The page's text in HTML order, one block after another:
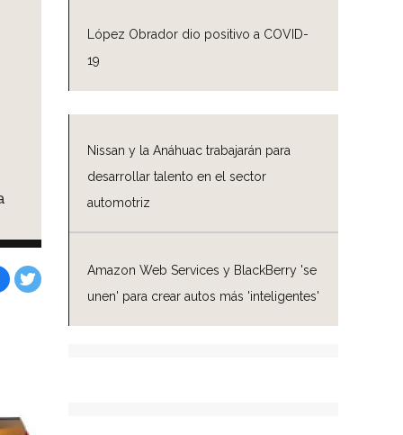
López Obrador dio positivo a COVID-
19
Nissan y la Anáhuac trabajarán para
desarrollar talento en el sector
automotriz
Amazon Web Services y BlackBerry 'se
unen' para crear autos más 'inteligentes'